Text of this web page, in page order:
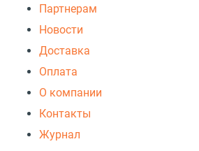
Партнерам
Новости
Доставка
Оплата
О компании
Контакты
Журнал